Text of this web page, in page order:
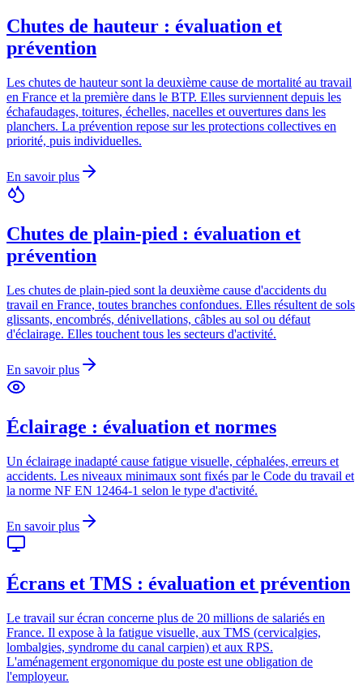
Chutes de hauteur : évaluation et
prévention
Les chutes de hauteur sont la deuxième cause de mortalité au travail
en France et la première dans le BTP. Elles surviennent depuis les
échafaudages, toitures, échelles, nacelles et ouvertures dans les
planchers. La prévention repose sur les protections collectives en
priorité, puis individuelles.
En savoir plus
Chutes de plain-pied : évaluation et
prévention
Les chutes de plain-pied sont la deuxième cause d'accidents du
travail en France, toutes branches confondues. Elles résultent de sols
glissants, encombrés, dénivellations, câbles au sol ou défaut
d'éclairage. Elles touchent tous les secteurs d'activité.
En savoir plus
Éclairage : évaluation et normes
Un éclairage inadapté cause fatigue visuelle, céphalées, erreurs et
accidents. Les niveaux minimaux sont fixés par le Code du travail et
la norme NF EN 12464-1 selon le type d'activité.
En savoir plus
Écrans et TMS : évaluation et prévention
Le travail sur écran concerne plus de 20 millions de salariés en
France. Il expose à la fatigue visuelle, aux TMS (cervicalgies,
lombalgies, syndrome du canal carpien) et aux RPS.
L'aménagement ergonomique du poste est une obligation de
l'employeur.